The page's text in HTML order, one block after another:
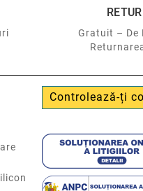
Gratuit – De
Controlează-ți